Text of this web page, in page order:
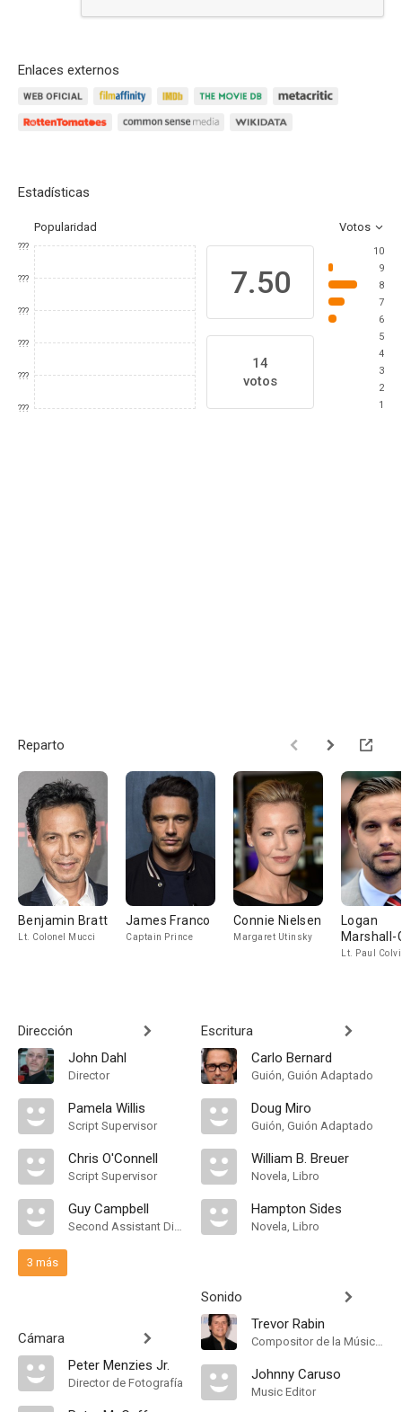
Enlaces externos
Estadísticas
Popularidad Votos
???
???
???
???
???
???
7.50
14
votos
10
9
8
7
6
5
4
3
2
1
Reparto
Benjamin Bratt
Lt. Colonel Mucci
James Franco
Captain Prince
Connie Nielsen
Margaret Utinsky
Logan
Marshall-
Lt. Paul
Dirección
John Dahl
Director
Pamela Willis
Script Supervisor
Chris O'Connell
Script Supervisor
Guy Campbell
Second Assistant Director
3 más
Cámara
Peter Menzies Jr.
Director de Fotografía
Escritura
Carlo Bernard
Guión, Guión Adaptado
Doug Miro
Guión, Guión Adaptado
William B. Breuer
Novela, Libro
Hampton Sides
Novela, Libro
Sonido
Trevor Rabin
Compositor de la Música Original, Orquestador
Johnny Caruso
Music Editor